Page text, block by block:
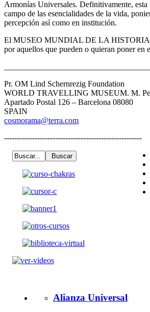
Armonías Universales. Definitivamente,
campo de las esencialidades de la vida,
percepción así como en institución.
El MUSEO MUNDIAL DE LA
por aquellos que pueden o quieran poner en
Pr. OM Lind Schernrezig Foundation
WORLD TRAVELLING MUSEUM. M.
Apartado Postal 126 – Barcelona 08080
SPAIN
cosmorama@terra.com
------------------------------------------------------
Alianza Universal